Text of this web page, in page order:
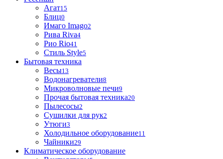
Агат15
Блиц0
Имаго Imago2
Рива Riva4
Рио Rio41
Стиль Style5
Бытовая техника
Весы13
Водонагреватели8
Микроволновые печи9
Прочая бытовая техника20
Пылесосы2
Сушилки для рук2
Утюги3
Холодильное оборудование11
Чайники29
Климатическое оборудование